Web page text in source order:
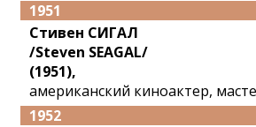
1951
Стивен СИГАЛ
/Steven SEAGAL/
(1951),
американский киноактер,
1952